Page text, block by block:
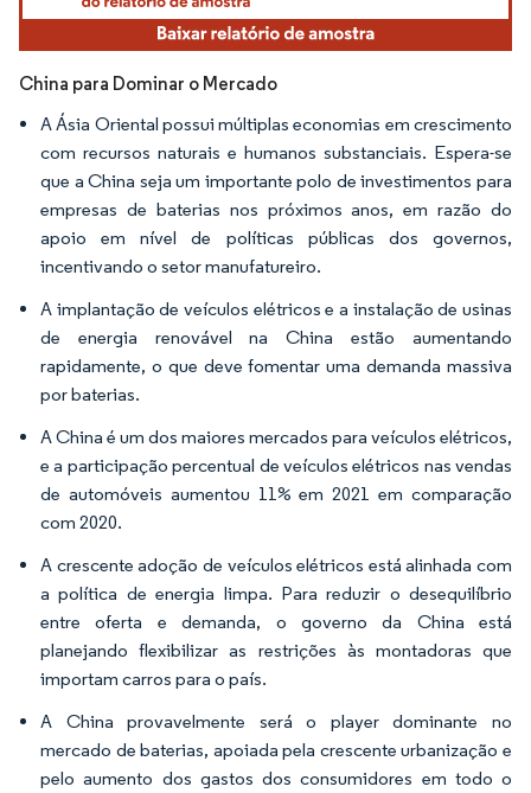
China para Dominar o Mercado
A Ásia Oriental possui múltiplas economias em crescimento
com recursos naturais e humanos substanciais. Espera-se
que a China seja um importante polo de investimentos para
empresas de baterias nos próximos anos, em razão do
apoio em nível de políticas públicas dos governos,
incentivando o setor manufatureiro.
A implantação de veículos elétricos e a instalação de usinas
de energia renovável na China estão aumentando
rapidamente, o que deve fomentar uma demanda massiva
por baterias.
A China é um dos maiores mercados para veículos elétricos,
e a participação percentual de veículos elétricos nas vendas
de automóveis aumentou 11% em 2021 em comparação
com 2020.
A crescente adoção de veículos elétricos está alinhada com
a política de energia limpa. Para reduzir o desequilíbrio
entre oferta e demanda, o governo da China está
planejando flexibilizar as restrições às montadoras que
importam carros para o país.
A China provavelmente será o player dominante no
mercado de baterias, apoiada pela crescente urbanização e
pelo aumento dos gastos dos consumidores em todo o